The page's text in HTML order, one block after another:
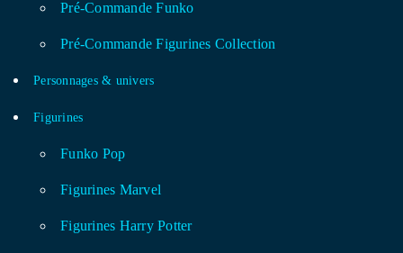
Pré-Commande Funko
Pré-Commande Figurines Collection
Personnages & univers
Figurines
Funko Pop
Figurines Marvel
Figurines Harry Potter